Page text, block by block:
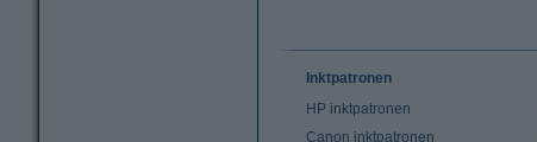
Inktpatronen
HP inktpatronen
Canon inktpatronen